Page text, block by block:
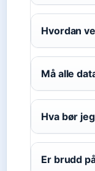
Hvordan
Må alle
Hva bør
Er brudd